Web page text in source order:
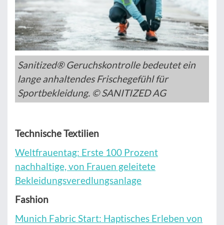
Sanitized® Geruchskontrolle bedeutet ein
lange anhaltendes Frischegefühl für
Sportbekleidung. © SANITIZED AG
Technische Textilien
Weltfrauentag: Erste 100 Prozent
nachhaltige, von Frauen geleitete
Bekleidungsveredlungsanlage
Fashion
Munich Fabric Start: Haptisches Erleben von